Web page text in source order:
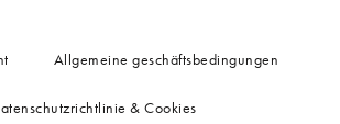
Allgemeine geschäftsbedingungen
& Cookies